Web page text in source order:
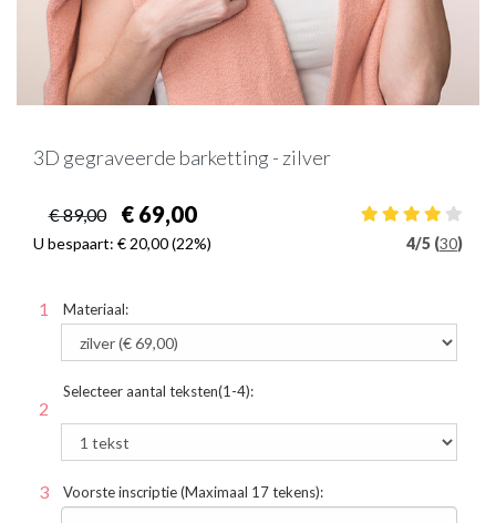
3D gegraveerde barketting - zilver
€ 89,00 € 69,00
U bespaart: € 20,00(22%) 4/5 (30)
Materiaal:
Selecteer aantal teksten(1-4):
Voorste inscriptie (Maximaal 17 tekens):